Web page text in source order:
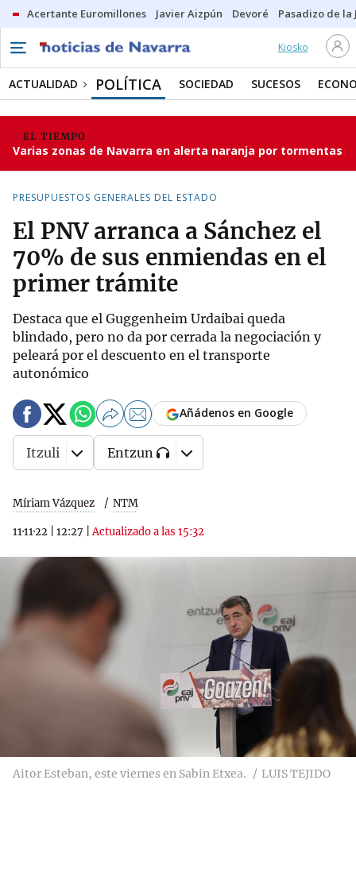
Acertante Euromillones Javier Aizpún Devoré Pasadizo de la
Kiosko
ACTUALIDAD POLÍTICA SOCIEDAD SUCESOS
EL TIEMPO
Varias zonas de Navarra en alerta naranja por tormentas
PRESUPUESTOS GENERALES DEL ESTADO
El PNV arranca a Sánchez el
70% de sus enmiendas en el
primer trámite
Destaca que el Guggenheim Urdaibai queda
blindado, pero no da por cerrada la negociación y
peleará por el descuento en el transporte
autonómico
Míriam Vázquez NTM
11·11·22 12:27 |Actualizado a las 15:32
Añádenos en Google
Itzuli Entzun
Aitor Esteban, este viernes en Sabin Etxea. LUIS TEJIDO